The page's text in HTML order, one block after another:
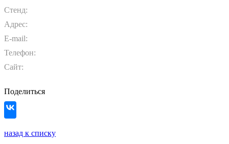
Стенд:
Адрес:
E-mail:
Телефон:
Сайт:
Поделиться
назад к списку